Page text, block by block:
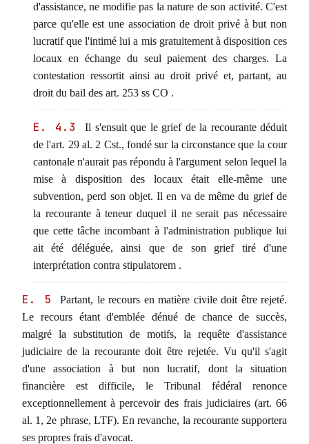
d'assistance, ne modifie pas la nature de son activité. C'est
parce qu'elle est une association de droit privé à but non
lucratif que l'intimé lui a mis gratuitement à disposition ces
locaux en échange du seul paiement des charges. La
contestation ressortit ainsi au droit privé et, partant, au
droit du bail des art. 253 ss CO .
E. 4.3
Il s'ensuit que le grief de la recourante déduit
de l'art. 29 al. 2 Cst., fondé sur la circonstance que la cour
cantonale n'aurait pas répondu à l'argument selon lequel la
mise à disposition des locaux était elle-même une
subvention, perd son objet. Il en va de même du grief de
la recourante à teneur duquel il ne serait pas nécessaire
que cette tâche incombant à l'administration publique lui
ait été déléguée, ainsi que de son grief tiré d'une
interprétation contra stipulatorem .
E. 5
Partant, le recours en matière civile doit être rejeté.
Le recours étant d'emblée dénué de chance de succès,
malgré la substitution de motifs, la requête d'assistance
judiciaire de la recourante doit être rejetée. Vu qu'il s'agit
d'une association à but non lucratif, dont la situation
financière est difficile, le Tribunal fédéral renonce
exceptionnellement à percevoir des frais judiciaires (art. 66
al. 1, 2e phrase, LTF). En revanche, la recourante supportera
ses propres frais d'avocat.